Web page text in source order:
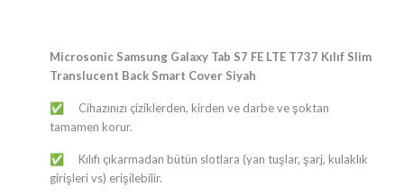
Microsonic Samsung Galaxy Tab S7 FE LTE T737 Kılıf Slim
Translucent Back Smart Cover Siyah
✅ ​​​​​​​​​​​​​​​​​​​​​​​​​​​​​​​​​​​​​Cihazınızı çiziklerden, kirden ve darbe ve şoktan
tamamen korur.
✅ ​​​​​​​​​​​​​​​​​​​​​​​​​​​​​​​​​​​​​Kılıfı çıkarmadan bütün slotlara (yan tuşlar, şarj, kulaklık
girişleri vs) erişilebilir.